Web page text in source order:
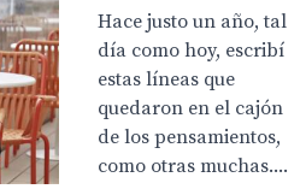
Hace justo un año, tal
día como hoy, escribí
estas líneas que
quedaron en el cajón
de los pensamientos,
como otras muchas....